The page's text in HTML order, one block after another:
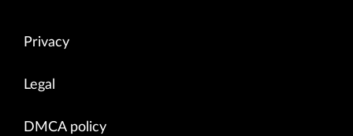
Privacy
Legal
DMCA policy